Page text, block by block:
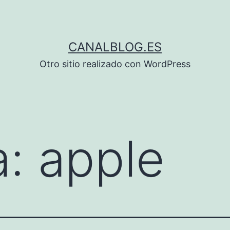
CANALBLOG.ES
Otro sitio realizado con WordPress
apple